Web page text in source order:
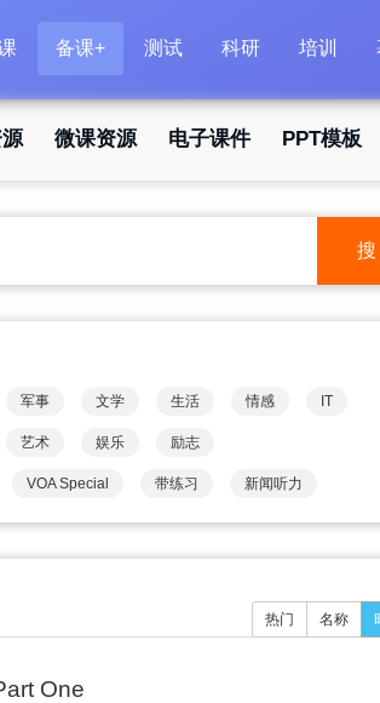
备课+ 测试 科研 培训
微课资源 电子课件 PPT模板
搜
军事 文学 生活 情感 IT
艺术 娱乐 励志
VOA Special 带练习 新闻听力
热门 名称
One